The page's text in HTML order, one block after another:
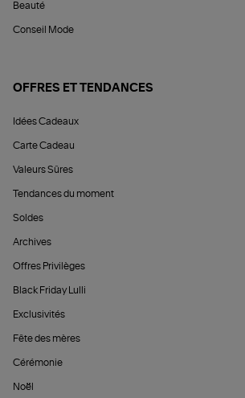
Beauté
Conseil Mode
OFFRES ET TENDANCES
Idées Cadeaux
Carte Cadeau
Valeurs Sûres
Tendances du moment
Soldes
Archives
Offres Privilèges
Black Friday Lulli
Exclusivités
Fête des mères
Cérémonie
Noël